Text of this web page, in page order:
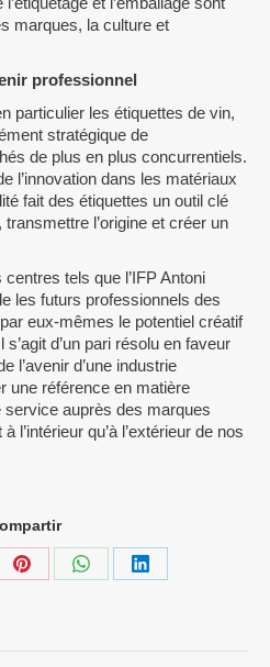
marques, la culture et
professionnel
particulier les étiquettes de vin,
stratégique de
de plus en plus concurrentiels.
l’innovation dans les matériaux
fait des étiquettes un outil clé
l’origine et créer un
tels que l’IFP Antoni
les futurs professionnels des
eux-mêmes le potentiel créatif
d’un pari résolu en faveur
l’avenir d’une industrie
une référence en matière
service auprès des marques
l’intérieur qu’à l’extérieur de nos
Share
Share
Share